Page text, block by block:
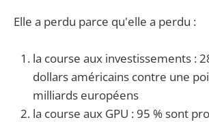
Elle a perdu parce qu'elle a perdu :
la course aux investissements :
dollars américains contre une
milliards européens
la course aux GPU : 95 % sont